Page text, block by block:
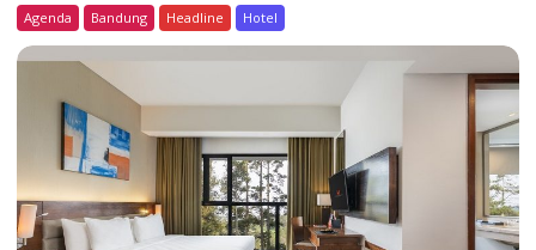
B
e
o
Agenda Bandung Headline Hotel